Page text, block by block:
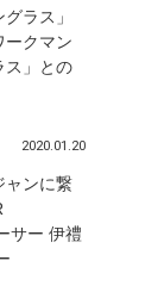
ラス」
ークマン
ス」との
2020.01.20
ャンに繋
サー 伊禮